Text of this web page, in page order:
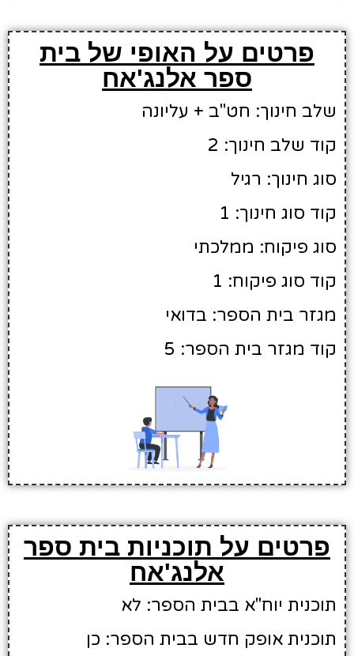
פרטים על האופי של בית
ספר אלנג'אח
שלב חינוך: חט"ב + עליונה
קוד שלב חינוך: 2
סוג חינוך: רגיל
קוד סוג חינוך: 1
סוג פיקוח: ממלכתי
קוד סוג פיקוח: 1
מגזר בית הספר: בדואי
קוד מגזר בית הספר: 5
פרטים על תוכניות בית ספר
אלנג'אח
תוכנית יוח"א בבית הספר: לא
תוכנית אופק חדש בבית הספר: כן